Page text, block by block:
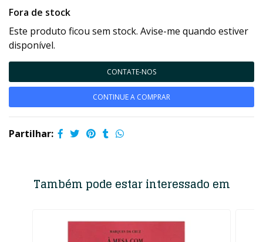
Fora de stock
Este produto ficou sem stock. Avise-me quando estiver
disponível.
CONTATE-NOS
CONTINUE A COMPRAR
Partilhar:
Também pode estar interessado em